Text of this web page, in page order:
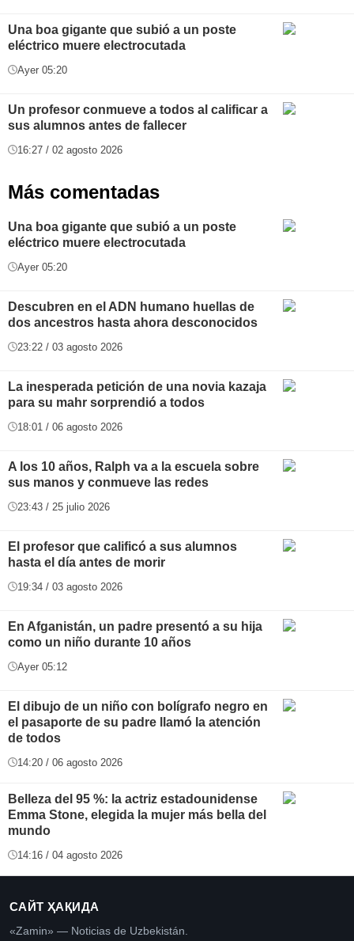
Una boa gigante que subió a un poste
eléctrico muere electrocutada
Ayer 05:20
Un profesor conmueve a todos al calificar a
sus alumnos antes de fallecer
16:27 / 02 agosto 2026
Más comentadas
Una boa gigante que subió a un poste
eléctrico muere electrocutada
Ayer 05:20
Descubren en el ADN humano huellas de
dos ancestros hasta ahora desconocidos
23:22 / 03 agosto 2026
La inesperada petición de una novia kazaja
para su mahr sorprendió a todos
18:01 / 06 agosto 2026
A los 10 años, Ralph va a la escuela sobre
sus manos y conmueve las redes
23:43 / 25 julio 2026
El profesor que calificó a sus alumnos
hasta el día antes de morir
19:34 / 03 agosto 2026
En Afganistán, un padre presentó a su hija
como un niño durante 10 años
Ayer 05:12
El dibujo de un niño con bolígrafo negro en
el pasaporte de su padre llamó la atención
de todos
14:20 / 06 agosto 2026
Belleza del 95 %: la actriz estadounidense
Emma Stone, elegida la mujer más bella del
mundo
14:16 / 04 agosto 2026
САЙТ ҲАҚИДА
«Zamin» — Noticias de Uzbekistán.